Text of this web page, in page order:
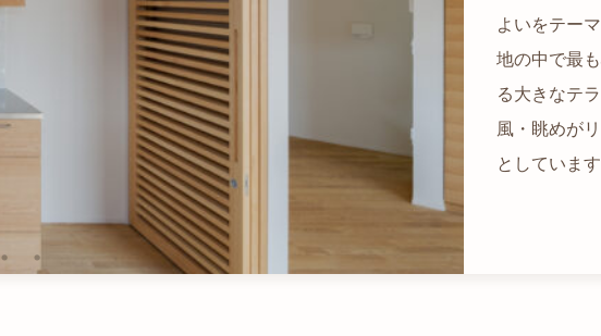
よいをテー
地の中で最
る大きなテ
風・眺めが
としています
都心であり
の緑の借景
夫すること
テンを閉じ
す。
Works by ト
自然の中の
ドなゲスト
る都市型住宅
かつての機
世帯の住居